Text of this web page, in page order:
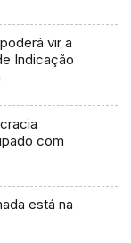
vir a
Indicação
com
está na